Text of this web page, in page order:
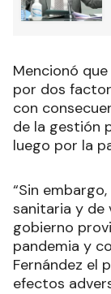
Mencionó
por dos
con
de la gestión
luego por la
“Sin
sanitaria y de
gobierno
pandemia y
Fernández el
efectos